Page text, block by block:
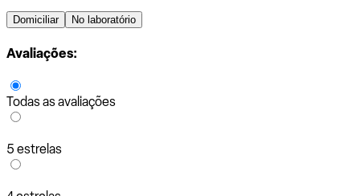
Domiciliar No laboratório
Avaliações:
Todas as avaliações
5 estrelas